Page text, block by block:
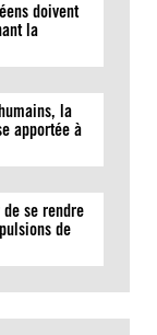
doivent
la
la
apportée à
se rendre
de